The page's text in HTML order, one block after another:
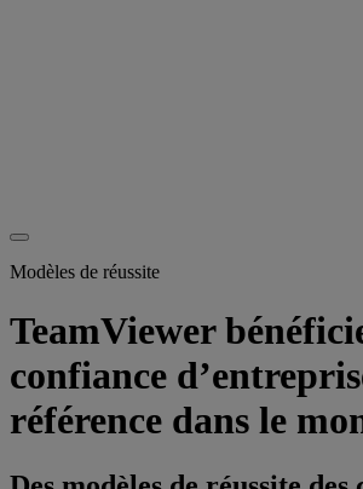
Modèles de réussite
TeamViewer
confiance
référence dans le